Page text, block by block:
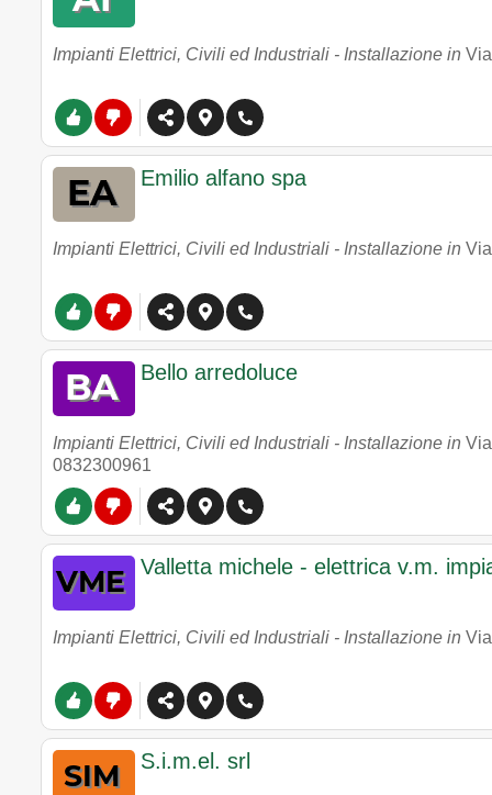
Impianti Elettrici, Civili ed Industriali - Installazione in
Emilio alfano spa
Impianti Elettrici, Civili ed Industriali - Installazione in
Bello arredoluce
Impianti Elettrici, Civili ed Industriali - Installazione in
0832300961
Valletta michele - elettrica v.m.
Impianti Elettrici, Civili ed Industriali - Installazione in
S.i.m.el. srl